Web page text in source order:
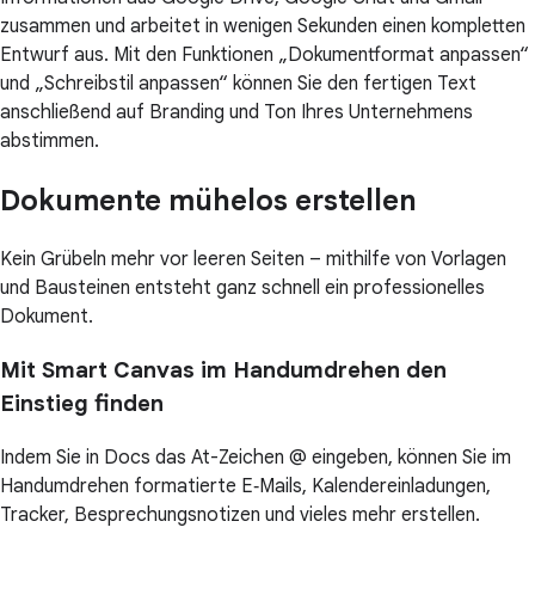
zusammen und arbeitet in wenigen Sekunden einen kompletten
Entwurf aus. Mit den Funktionen „Dokumentformat anpassen“
und „Schreibstil anpassen“ können Sie den fertigen Text
anschließend auf Branding und Ton Ihres Unternehmens
abstimmen.
Dokumente mühelos erstellen
Kein Grübeln mehr vor leeren Seiten – mithilfe von Vorlagen
und Bausteinen entsteht ganz schnell ein professionelles
Dokument.
Mit Smart Canvas im Handumdrehen den
Einstieg finden
Indem Sie in Docs das At-Zeichen @ eingeben, können Sie im
Handumdrehen formatierte E‑Mails, Kalendereinladungen,
Tracker, Besprechungsnotizen und vieles mehr erstellen.